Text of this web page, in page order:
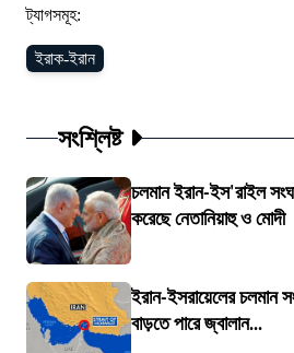
ট্যাগসমূহ:
ইরাক-ইরান
সংশ্লিষ্ট
চলমান ইরান-ইস'রাইল
করেছে নেতানিয়াহু ও মোদী
ইরান-ইসরায়েলের চলমান
বাড়তে পারে জ্বালান...